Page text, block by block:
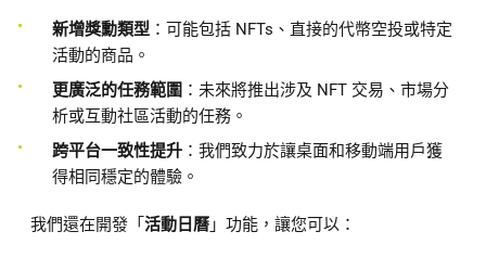
新增獎勳類型 ：可能包括 NFTs、直接的代幣空投或特定
活動的商品。
更廣泛的任務範圍 ：未來將推出涉及 NFT 交易、市場分
析或互動社區活動的任務。
跨平台一致性提升 ：我們致力於讓桌面和移動端用戶獲
得相同穩定的體驗。
我們還在開發「 活動日曆 」功能，讓您可以：